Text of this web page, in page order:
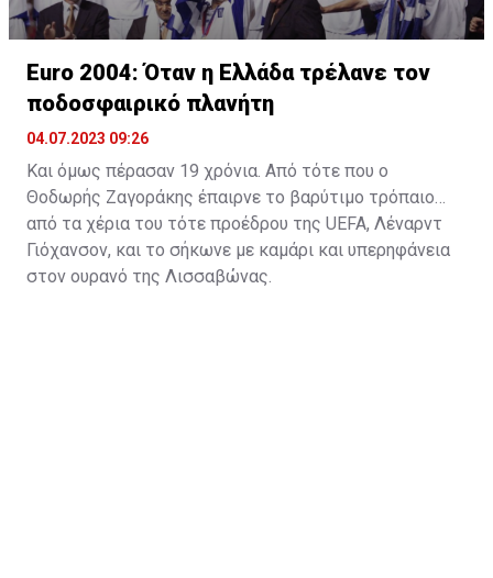
Euro 2004: Όταν η Ελλάδα τρέλανε τον
ποδοσφαιρικό πλανήτη
04.07.2023 09:26
Kαι όμως πέρασαν 19 χρόνια. Από τότε που ο
Θοδωρής Ζαγοράκης έπαιρνε το βαρύτιμο τρόπαιο
από τα χέρια του τότε προέδρου της UEFA, Λέναρντ
Γιόχανσον, και το σήκωνε με καμάρι και υπερηφάνεια
στον ουρανό της Λισσαβώνας.